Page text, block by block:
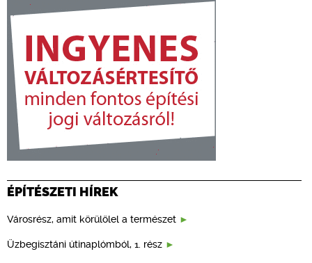
ÉPÍTÉSZETI HÍREK
Városrész, amit körülölel a természet
Üzbegisztáni útinaplómból, 1. rész